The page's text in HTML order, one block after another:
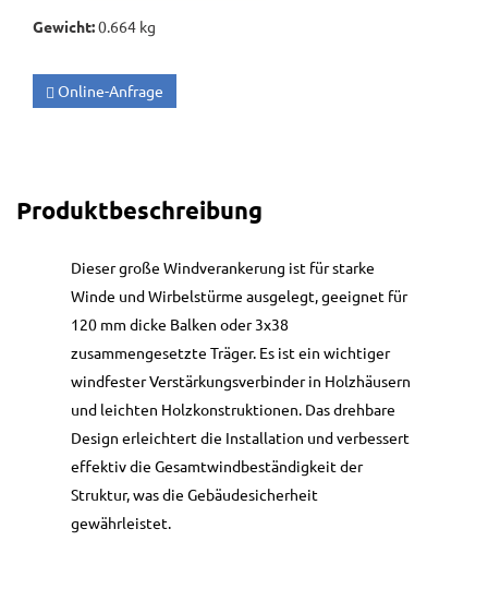
Gewicht:0.664 kg
Online-Anfrage
Produktbeschreibung
Dieser große Windverankerung ist für starke
Winde und Wirbelstürme ausgelegt, geeignet für
120 mm dicke Balken oder 3x38
zusammengesetzte Träger. Es ist ein wichtiger
windfester Verstärkungsverbinder in Holzhäusern
und leichten Holzkonstruktionen. Das drehbare
Design erleichtert die Installation und verbessert
effektiv die Gesamtwindbeständigkeit der
Struktur, was die Gebäudesicherheit
gewährleistet.